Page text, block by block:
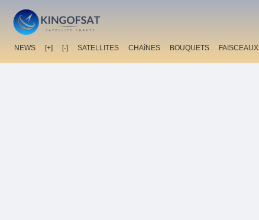
NEWS [+] [-] SATELLITES CHAîNES BOUQUETS FAISCEAUX